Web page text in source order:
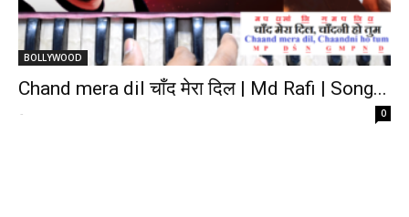
BOLLYWOOD
Chand mera dil चाँद मेरा दिल | Md Rafi | Song...
- 0